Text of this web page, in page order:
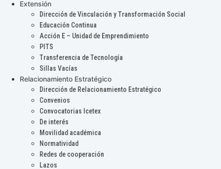
Extensión
Dirección de Vinculación y Transformación Social
Educación Continua
Acción E – Unidad de Emprendimiento
PITS
Transferencia de Tecnología
Sillas Vacías
Relacionamiento Estratégico
Dirección de Relacionamiento Estratégico
Convenios
Convocatorias Icetex
De interés
Movilidad académica
Normatividad
Redes de cooperación
Lazos